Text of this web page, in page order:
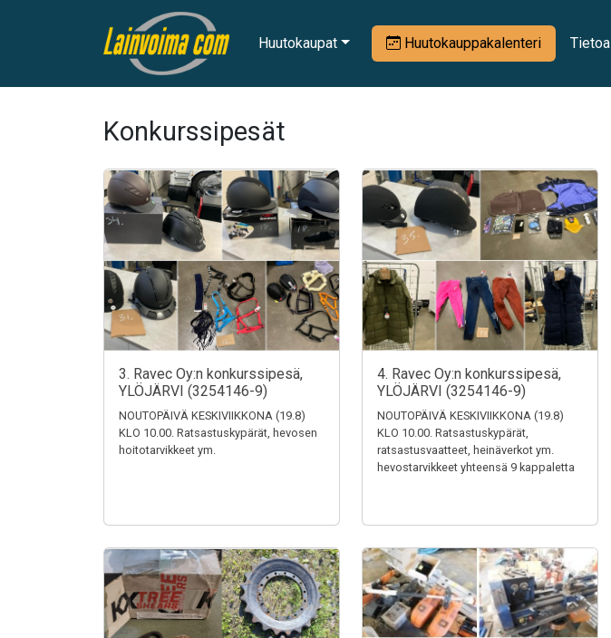
Huutokaupat Huutokauppakalenteri Tietoa
Konkurssipesät
3. Ravec Oy:n konkurssipesä,
YLÖJÄRVI (3254146-9)
NOUTOPÄIVÄ KESKIVIIKKONA (19.8)
KLO 10.00. Ratsastuskypärät, hevosen
hoitotarvikkeet ym.
4. Ravec Oy:n konkurssipesä,
YLÖJÄRVI (3254146-9)
NOUTOPÄIVÄ KESKIVIIKKONA (19.8)
KLO 10.00. Ratsastuskypärät,
ratsastusvaatteet, heinäverkot ym.
hevostarvikkeet yhteensä 9 kappaletta